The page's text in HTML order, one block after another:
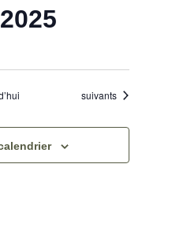
Évènements
suivants